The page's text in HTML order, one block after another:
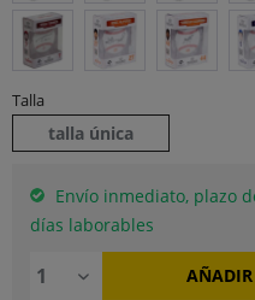
Talla
talla única
Envío inmediato, plazo
días laborables